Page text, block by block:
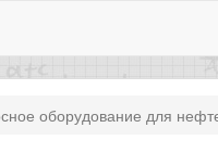
оборудование для